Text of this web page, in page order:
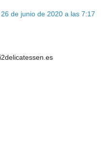
26 de junio de 2020 a las 7:17